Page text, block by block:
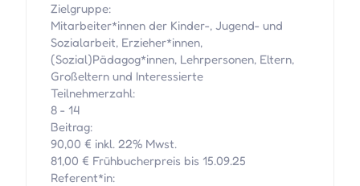
Zielgruppe:
Mitarbeiter*innen der Kinder-, Jugend- und
Sozialarbeit, Erzieher*innen,
(Sozial)Pädagog*innen, Lehrpersonen, Eltern,
Großeltern und Interessierte
Teilnehmerzahl:
8 - 14
Beitrag:
90,00 € inkl. 22% Mwst.
81,00 € Frühbucherpreis bis 15.09.25
Referent*in: